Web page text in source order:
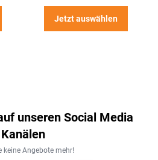
Jetzt auswählen
unseren Social Media
Kanälen
keine Angebote mehr!